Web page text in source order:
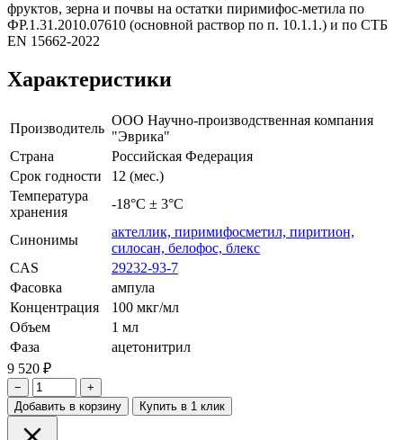
фруктов, зерна и почвы на остатки пиримифос-метила по
ФР.1.31.2010.07610 (основной раствор по п. 10.1.1.) и по СТБ
EN 15662-2022
Характеристики
Производитель
ООО Научно-производственная компания
"Эврика"
Страна
Российская Федерация
Срок годности
12 (мес.)
Температура
хранения
-18°С ± 3°С
Синонимы
актеллик, пиримифосметил, пиритион,
силосан, белофос, блекс
CAS
29232-93-7
Фасовка
ампула
Концентрация
100 мкг/мл
Объем
1 мл
Фаза
ацетонитрил
9 520 ₽
−
+
Добавить в корзину
Купить в 1 клик